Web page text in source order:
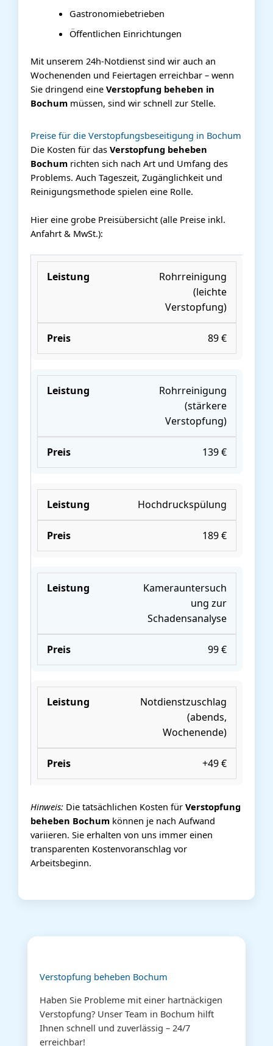
Gastronomiebetrieben
Öffentlichen Einrichtungen
Mit unserem 24h-Notdienst sind wir auch an
Wochenenden und Feiertagen erreichbar – wenn
Sie dringend eine Verstopfung beheben in
Bochum müssen, sind wir schnell zur Stelle.
Preise für die Verstopfungsbeseitigung in Bochum
Die Kosten für das Verstopfung beheben
Bochum richten sich nach Art und Umfang des
Problems. Auch Tageszeit, Zugänglichkeit und
Reinigungsmethode spielen eine Rolle.
Hier eine grobe Preisübersicht (alle Preise inkl.
Anfahrt & MwSt.):
Rohrreinigung
(leichte
Verstopfung)
89 €
Rohrreinigung
(stärkere
Verstopfung)
139 €
Hochdruckspülung
189 €
Kamerauntersuch
ung zur
Schadensanalyse
99 €
Notdienstzuschlag
(abends,
Wochenende)
+49 €
Hinweis: Die tatsächlichen Kosten für Verstopfung
beheben Bochum können je nach Aufwand
variieren. Sie erhalten von uns immer einen
transparenten Kostenvoranschlag vor
Arbeitsbeginn.
Verstopfung beheben Bochum
Haben Sie Probleme mit einer hartnäckigen
Verstopfung? Unser Team in Bochum hilft
Ihnen schnell und zuverlässig – 24/7
erreichbar!